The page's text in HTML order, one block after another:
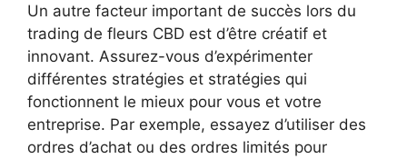
Un autre facteur important de succès lors du
trading de fleurs CBD est d’être créatif et
innovant. Assurez-vous d’expérimenter
différentes stratégies et stratégies qui
fonctionnent le mieux pour vous et votre
entreprise. Par exemple, essayez d’utiliser des
ordres d’achat ou des ordres limités pour